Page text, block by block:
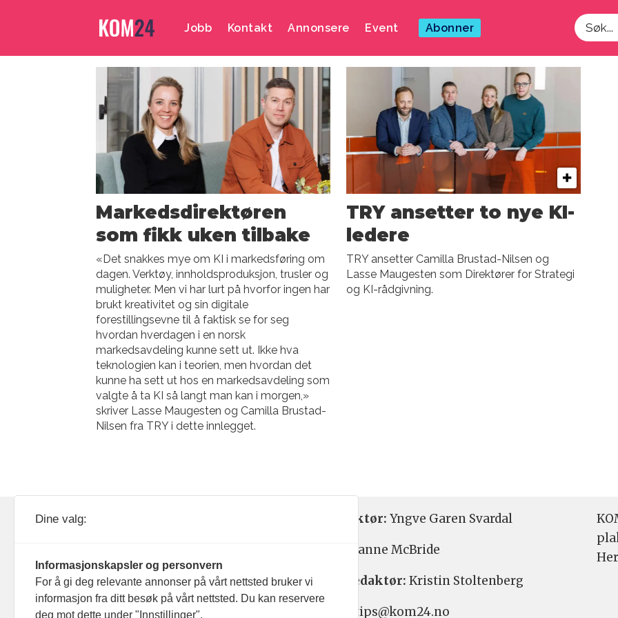
Jobb Kontakt Annonsere Event Abonner
Søk
Emne:
camilla
brustad-
nilsen
Markedsdirektøren
som fikk uken tilbake
«Det snakkes mye om KI i markedsføring om
dagen. Verktøy, innholdsproduksjon, trusler og
muligheter. Men vi har lurt på hvorfor ingen har
brukt kreativitet og sin digitale
forestillingsevne til å faktisk se for seg
hvordan hverdagen i en norsk
markedsavdeling kunne sett ut. Ikke hva
teknologien kan i teorien, men hvordan det
kunne ha sett ut hos en markedsavdeling som
valgte å ta KI så langt man kan i morgen,»
skriver Lasse Maugesten og Camilla Brustad-
Nilsen fra TRY i dette innlegget.
TRY ansetter to nye KI-
ledere
TRY ansetter Camilla Brustad-Nilsen og
Lasse Maugesten som Direktører for Strategi
og KI-rådgivning.
093 182
Nyhetsredaktør: Yngve Garen Svardal
Hanne McBride
Ansvarlig redaktør: Kristin Stoltenberg
Nyhetstips: tips@kom24.no
Dine valg:
Informasjonskapsler og personvern
For å gi deg relevante annonser på vårt nettsted bruker vi
informasjon fra ditt besøk på vårt nettsted. Du kan reservere
deg mot dette under "Innstillinger".